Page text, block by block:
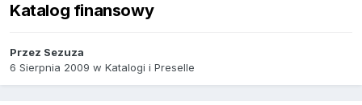
Katalog finansowy
Przez Sezuza
6 Sierpnia 2009 w Katalogi i Preselle